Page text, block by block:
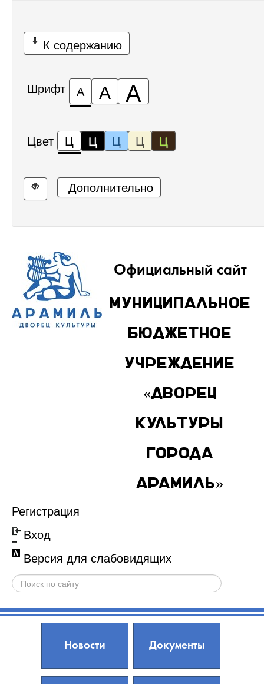
К содержанию
Шрифт А А А
Цвет Ц Ц Ц Ц Ц
Дополнительно
Официальный сайт
Муниципальное
бюджетное
учреждение
«Дворец
культуры
города
Арамиль»
Регистрация
Вход
Версия для слабовидящих
Новости Документы